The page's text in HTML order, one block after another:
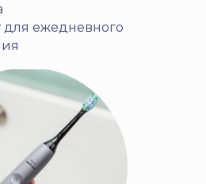
для ежедневного